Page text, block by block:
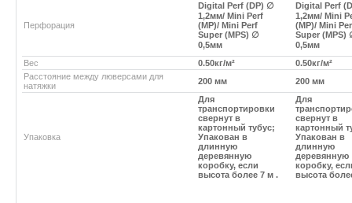
Перфорация
Digital Perf (DP) ∅
1,2мм/ Mini Perf
(MP)/ Mini Perf
Super (MPS) ∅
0,5мм
Digital Perf
1,2мм/ Mini
(MP)/ Mini
Super (MPS)
0,5мм
Вес
0.50кг/м²
0.50кг/м²
Расстояние между люверсами для
натяжки
200 мм 200 мм
Упаковка
Для
транспортировки
свернут в
картонный тубус;
Упакован в
длинную
деревянную
коробку, если
высота более 7 м .
Для
свернут в
картонный
Упакован в
длинную
деревянную
коробку,
высота